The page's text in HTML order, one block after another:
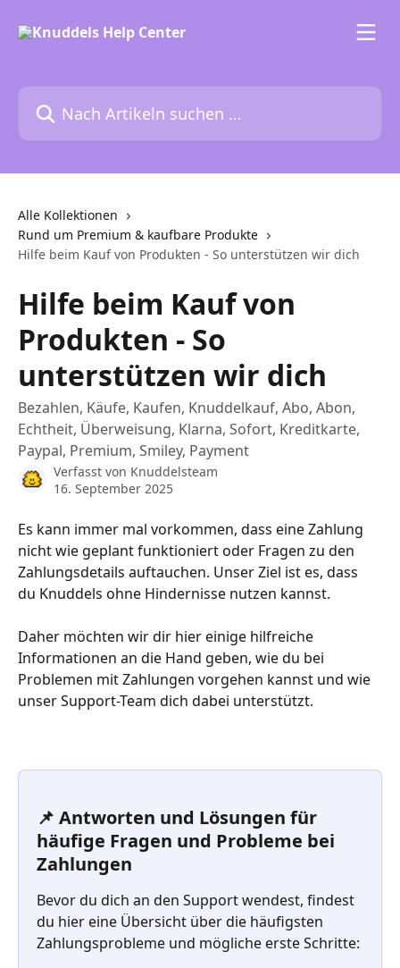
Alle Kollektionen
Rund um Premium & kaufbare Produkte
Hilfe beim Kauf von Produkten - So unterstützen wir dich
Hilfe beim Kauf von
Produkten - So
unterstützen wir dich
Bezahlen, Käufe, Kaufen, Knuddelkauf, Abo, Abon,
Echtheit, Überweisung, Klarna, Sofort, Kreditkarte,
Paypal, Premium, Smiley, Payment
Verfasst von Knuddelsteam
16. September 2025
Es kann immer mal vorkommen, dass eine Zahlung
nicht wie geplant funktioniert oder Fragen zu den
Zahlungsdetails auftauchen. Unser Ziel ist es, dass
du Knuddels ohne Hindernisse nutzen kannst.
Daher möchten wir dir hier einige hilfreiche
Informationen an die Hand geben, wie du bei
Problemen mit Zahlungen vorgehen kannst und wie
unser Support-Team dich dabei unterstützt.
📌 Antworten und Lösungen für
häufige Fragen und Probleme bei
Zahlungen
Bevor du dich an den Support wendest, findest
du hier eine Übersicht über die häufigsten
Zahlungsprobleme und mögliche erste Schritte: